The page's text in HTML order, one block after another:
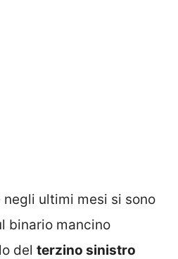
ultimi mesi si sono
binario mancino
del terzino sinistro